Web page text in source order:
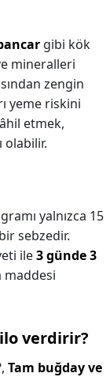
gibi kök
mineralleri
zengin
yeme riskini
etmek,
olabilir.
yalnızca 15
sebzedir.
ile3 günde 3
maddesi
verdirir?
Tam buğday ve